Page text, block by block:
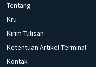
Tentang
Kru
Kirim Tulisan
Ketentuan Artikel Terminal
Kontak